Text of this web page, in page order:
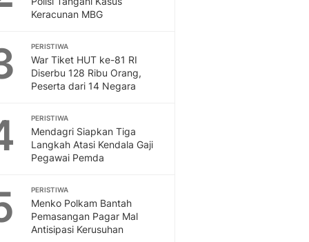
Keracunan MBG
PERISTIWA
War Tiket HUT ke-81 RI
Diserbu 128 Ribu Orang,
Peserta dari 14 Negara
PERISTIWA
Mendagri Siapkan Tiga
Langkah Atasi Kendala Gaji
Pegawai Pemda
PERISTIWA
Menko Polkam Bantah
Pemasangan Pagar Mal
Antisipasi Kerusuhan